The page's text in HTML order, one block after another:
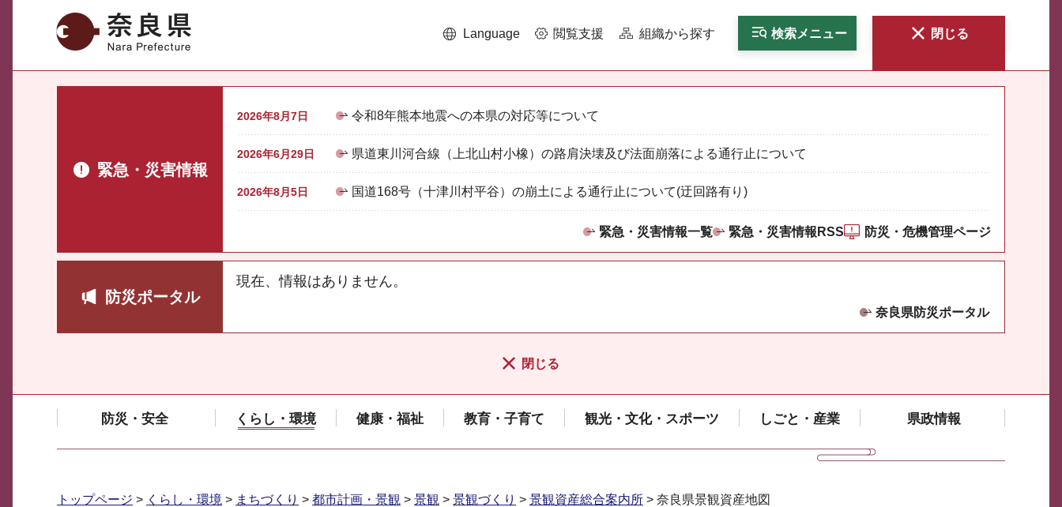
奈良県 Language 閲覧支援 組織から探す 検索メニュー 閉じる
緊急・災害情報
2026年8月7日 令和8年熊本地震への本県の対応等について
2026年6月29日 県道東川河合線（上北山村小橡）の路肩決壊及び法面崩落による通行止について
2026年8月5日 国道168号（十津川村平谷）の崩土による通行止について(迂回路有り)
緊急・災害情報一覧 緊急・災害情報RSS 防災・危機管理ページ
防災ポータル
現在、情報はありません。
奈良県防災ポータル
閉じる
防災・安全 くらし・環境 健康・福祉 教育・子育て 観光・文化・スポーツ しごと・産業 県政情報
トップページ > くらし・環境 > まちづくり > 都市計画・景観 > 景観 > 景観づくり > 景観資産総合案内所 > 奈良県景観資産地図